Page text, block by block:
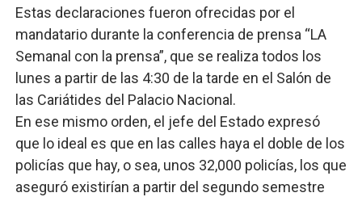
Estas declaraciones fueron ofrecidas por el
mandatario durante la conferencia de prensa “LA
Semanal con la prensa”, que se realiza todos los
lunes a partir de las 4:30 de la tarde en el Salón de
las Cariátides del Palacio Nacional.
En ese mismo orden, el jefe del Estado expresó
que lo ideal es que en las calles haya el doble de los
policías que hay, o sea, unos 32,000 policías, los que
aseguró existirían a partir del segundo semestre